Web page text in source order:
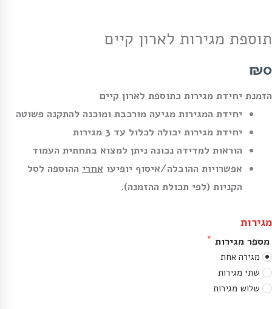
תוספת מגירות לארון קיים
₪0
הזמנת יחידת מגירות כתוספת לארון קיים
יחידת המגירות מגיעה מורכבת ומוכנה להתקנה פשוטה
יחידת מגירות יכולה לכלול עד 3 מגירות
הוראות למדידה נכונה ניתן למצוא בתחתית העמוד
אפשרויות ההובלה/איסוף יופיעו אחרי ההוספה לסל
הקניות (לפי תכולת ההזמנה).
מגירות
מספר מגירות
מגירה אחת
שתי מגירות
שלוש מגירות